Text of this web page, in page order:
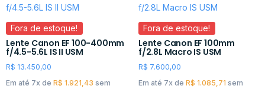
Fora de estoque!
Lente Canon EF 100-400mm
f/4.5-5.6L IS II USM
R$ 13.450,00
Em até 7x de R$ 1.921,43 sem
Fora de estoque!
Lente Canon EF 100mm
f/2.8L Macro IS USM
R$ 7.600,00
Em até 7x de R$ 1.085,71 sem